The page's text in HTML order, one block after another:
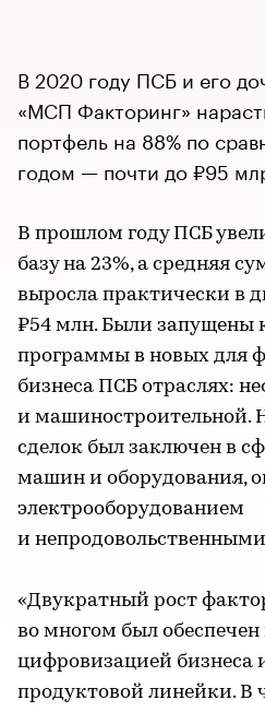
В 2020 году ПСБ и его
«МСП Факторинг»
портфель на 88% по
годом — почти до ₽95
В прошлом году ПСБ
базу на 23%, а средняя
выросла практически в
₽54 млн. Были запущены
программы в новых для
бизнеса ПСБ отраслях:
и машиностроительной.
сделок был заключен в
машин и оборудования,
электрооборудованием
и
«Двукратный рост
во многом был
цифровизацией бизнеса
продуктовой линейки. В